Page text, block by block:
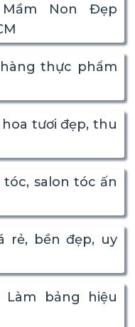
Non Đẹp
thực phẩm
tươi đẹp, thu
salon tóc ấn
rẻ, bền đẹp, uy
bảng hiệu